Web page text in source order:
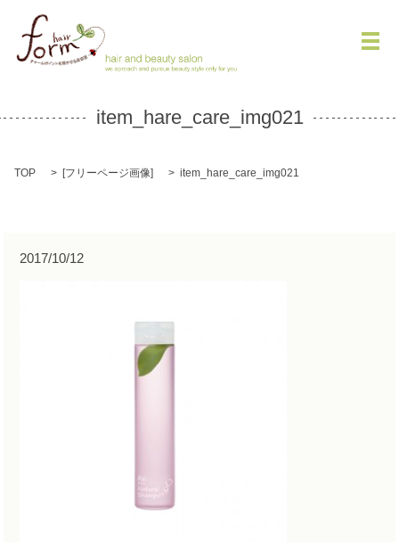
メ
item_hare_care_img021
TOP [フリーページ画像] item_hare_care_img021
2017/10/12